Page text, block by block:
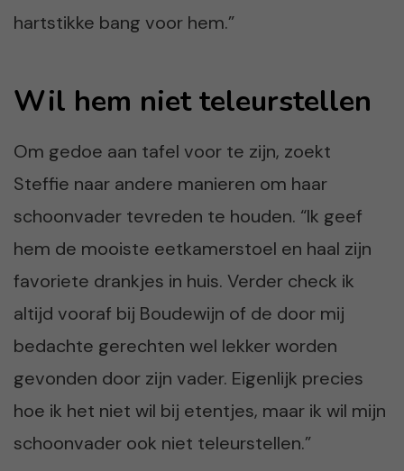
hartstikke bang voor hem.”
Wil hem niet teleurstellen
Om gedoe aan tafel voor te zijn, zoekt
Steffie naar andere manieren om haar
schoonvader tevreden te houden. “Ik geef
hem de mooiste eetkamerstoel en haal zijn
favoriete drankjes in huis. Verder check ik
altijd vooraf bij Boudewijn of de door mij
bedachte gerechten wel lekker worden
gevonden door zijn vader. Eigenlijk precies
hoe ik het niet wil bij etentjes, maar ik wil mijn
schoonvader ook niet teleurstellen.”